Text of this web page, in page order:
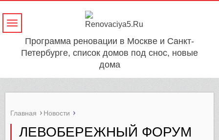
Программа реновации в Москве и Санкт-
Петербурге, список домов под снос, новые
дома
Навигация
Главная Новости
ЛЕВОБЕРЕЖНЫЙ ФОРУМ